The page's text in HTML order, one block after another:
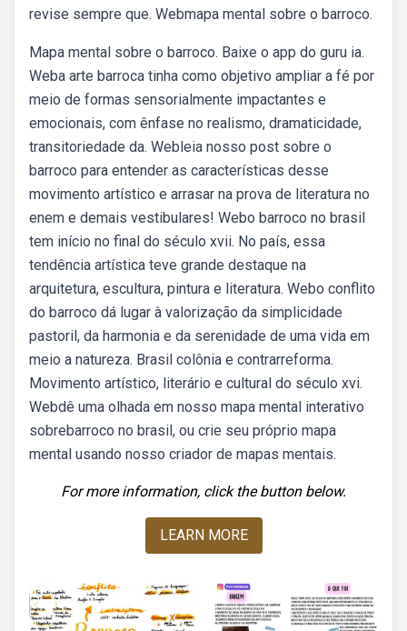
revise sempre que. Webmapa mental sobre o barroco.
Mapa mental sobre o barroco. Baixe o app do guru ia.
Weba arte barroca tinha como objetivo ampliar a fé por
meio de formas sensorialmente impactantes e
emocionais, com ênfase no realismo, dramaticidade,
transitoriedade da. Webleia nosso post sobre o
barroco para entender as características desse
movimento artístico e arrasar na prova de literatura no
enem e demais vestibulares! Webo barroco no brasil
tem início no final do século xvii. No país, essa
tendência artística teve grande destaque na
arquitetura, escultura, pintura e literatura. Webo conflito
do barroco dá lugar à valorização da simplicidade
pastoril, da harmonia e da serenidade de uma vida em
meio a natureza. Brasil colônia e contrarreforma.
Movimento artístico, literário e cultural do século xvi.
Webdê uma olhada em nosso mapa mental interativo
sobrebarroco no brasil, ou crie seu próprio mapa
mental usando nosso criador de mapas mentais.
For more information, click the button below.
LEARN MORE